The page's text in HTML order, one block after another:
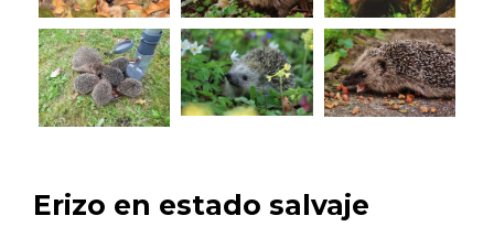
Erizo en estado salvaje